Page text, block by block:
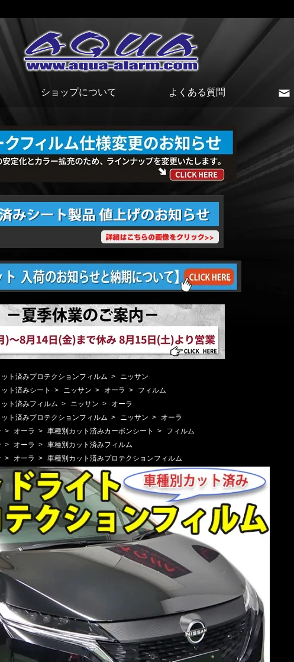
ショップについて よくある質問
ト済みプロテクションフィルム >
ニッサン
ト済みシート > ニッサン > オーラ >
フィルム
ト済みフィルム > ニッサン >
オーラ
ト済みプロテクションフィルム > ニッサン >
オーラ
> オーラ > 車種別カット済みカーボンシート >
フィルム
> オーラ > 車種別カット済みフィルム
> オーラ > 車種別カット済みプロテクションフィルム